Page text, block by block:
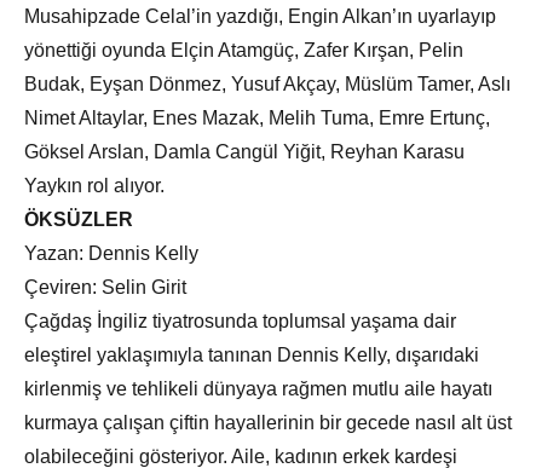
Musahipzade Celal’in yazdığı, Engin Alkan’ın uyarlayıp
yönettiği oyunda Elçin Atamgüç, Zafer Kırşan, Pelin
Budak, Eyşan Dönmez, Yusuf Akçay, Müslüm Tamer, Aslı
Nimet Altaylar, Enes Mazak, Melih Tuma, Emre Ertunç,
Göksel Arslan, Damla Cangül Yiğit, Reyhan Karasu
Yaykın rol alıyor.
ÖKSÜZLER
Yazan: Dennis Kelly
Çeviren: Selin Girit
Çağdaş İngiliz tiyatrosunda toplumsal yaşama dair
eleştirel yaklaşımıyla tanınan Dennis Kelly, dışarıdaki
kirlenmiş ve tehlikeli dünyaya rağmen mutlu aile hayatı
kurmaya çalışan çiftin hayallerinin bir gecede nasıl alt üst
olabileceğini gösteriyor. Aile, kadının erkek kardeşi